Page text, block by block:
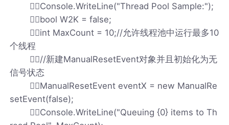
Console.WriteLine("Thread Pool Sample:");
bool W2K = false;
int MaxCount = 10;//允许线程池中运行最多10
个线程
//新建ManualResetEvent对象并且初始化为无
信号状态
ManualResetEvent eventX = new ManualRe
setEvent(false);
Console.WriteLine("Queuing {0} items to Th